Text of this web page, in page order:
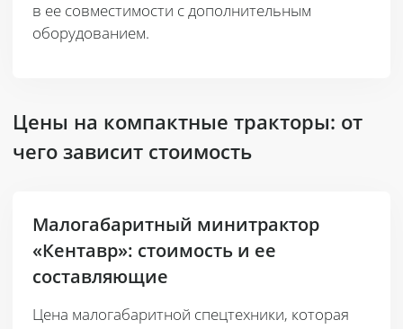
в ее совместимости с дополнительным
оборудованием.
Цены на компактные тракторы: от
чего зависит стоимость
Малогабаритный минитрактор
«Кентавр»: стоимость и ее
составляющие
Цена малогабаритной спецтехники, которая